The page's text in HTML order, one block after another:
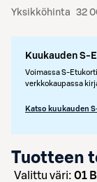
Yksikköhinta 32
Kuukauden S-
Voimassa S-
verkkokaupassa
Katso kuukauden
Tuotteen
Valittu väri: 01